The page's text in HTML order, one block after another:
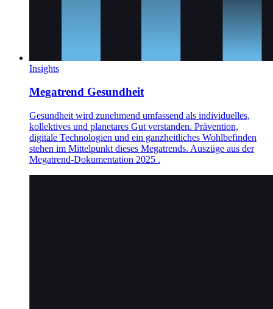
Insights
Megatrend Gesundheit
Gesundheit wird zunehmend umfassend als individuelles,
kollektives und planetares Gut verstanden. Prävention,
digitale Technologien und ein ganzheitliches Wohlbefinden
stehen im Mittelpunkt dieses Megatrends. Auszüge aus der
Megatrend-Dokumentation 2025 .